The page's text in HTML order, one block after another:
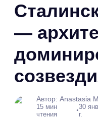
—
Автор: Anastasia
15 мин
чтения
•30
г.